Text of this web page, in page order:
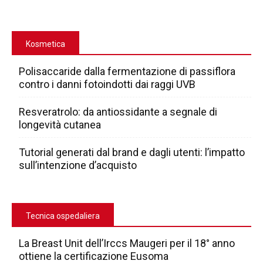
Kosmetica
Polisaccaride dalla fermentazione di passiflora
contro i danni fotoindotti dai raggi UVB
Resveratrolo: da antiossidante a segnale di
longevità cutanea
Tutorial generati dal brand e dagli utenti: l’impatto
sull’intenzione d’acquisto
Tecnica ospedaliera
La Breast Unit dell’Irccs Maugeri per il 18° anno
ottiene la certificazione Eusoma